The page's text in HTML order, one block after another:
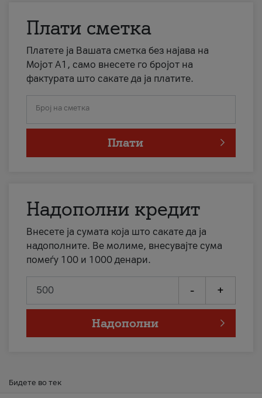
Плати сметка
Платете ја Вашата сметка без најава на
Мојот А1, само внесете го бројот на
фактурата што сакате да ја платите.
Број на сметка
Плати
Надополни кредит
Внесете ја сумата која што сакате да ја
надополните. Ве молиме, внесувајте сума
помеѓу 100 и 1000 денари.
- +
Надополни
Бидете во тек